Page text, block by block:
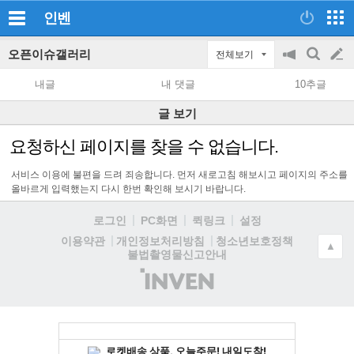
인벤
오픈이슈갤러리 전체보기
공
지
on/off
검
색
글
쓰
기
내글 내 댓글 10추글
글 보기
요청하신 페이지를 찾을 수 없습니다.
서비스 이용에 불편을 드려 죄송합니다. 먼저 새로고침 해보시고 페이지의 주소를
올바르게 입력했는지 다시 한번 확인해 보시기 바랍니다.
로그인 PC화면 퀵링크
설정
이용약관
개인정보처리방침
청소년보호정책
불법촬영물신고안내
(주)
인
▲